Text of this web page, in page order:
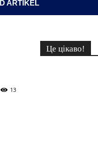
ARTIKEL
13
Це цікаво!